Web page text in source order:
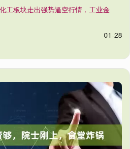
工板块走出强势逼空行情，工业金
01-28